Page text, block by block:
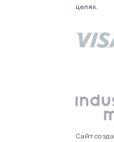
целях.
Сайт